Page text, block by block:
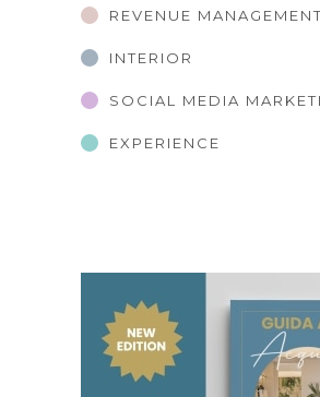
REVENUE MANAGEMENT
INTERIOR
SOCIAL MEDIA
EXPERIENCE